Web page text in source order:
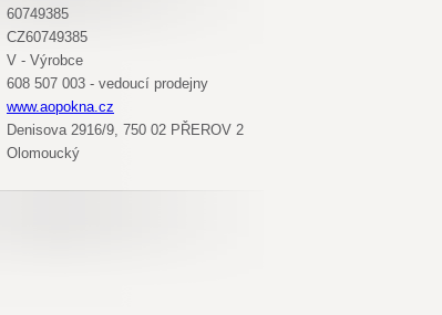
60749385
CZ60749385
V - Výrobce
608 507 003 - vedoucí prodejny
www.aopokna.cz
Denisova 2916/9, 750 02 PŘEROV 2
Olomoucký